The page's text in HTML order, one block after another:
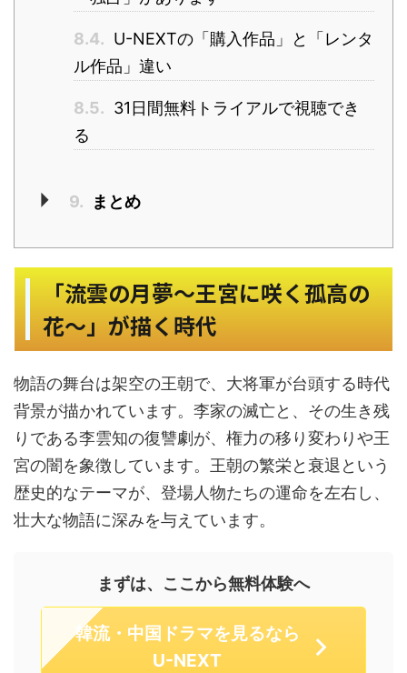
8.4. U-NEXTの「購入作品」と「レンタ
ル作品」違い
8.5. 31日間無料トライアルで視聴でき
る
9. まとめ
「流雲の月夢～王宮に咲く孤高の
花～」が描く時代
物語の舞台は架空の王朝で、大将軍が台頭する時代
背景が描かれています。李家の滅亡と、その生き残
りである李雲知の復讐劇が、権力の移り変わりや王
宮の闇を象徴しています。王朝の繁栄と衰退という
歴史的なテーマが、登場人物たちの運命を左右し、
壮大な物語に深みを与えています。
まずは、ここから無料体験へ
韓流・中国ドラマを見るなら
U-NEXT